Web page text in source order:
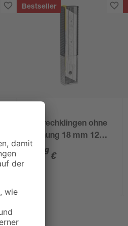
Bestseller
Abbrechklingen ohne
Lochung 18 mm 12
Stück
79 €